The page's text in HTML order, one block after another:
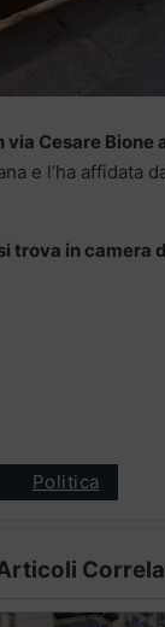
Cesare Bione
e l’ha affidata
trova in camera
Politica